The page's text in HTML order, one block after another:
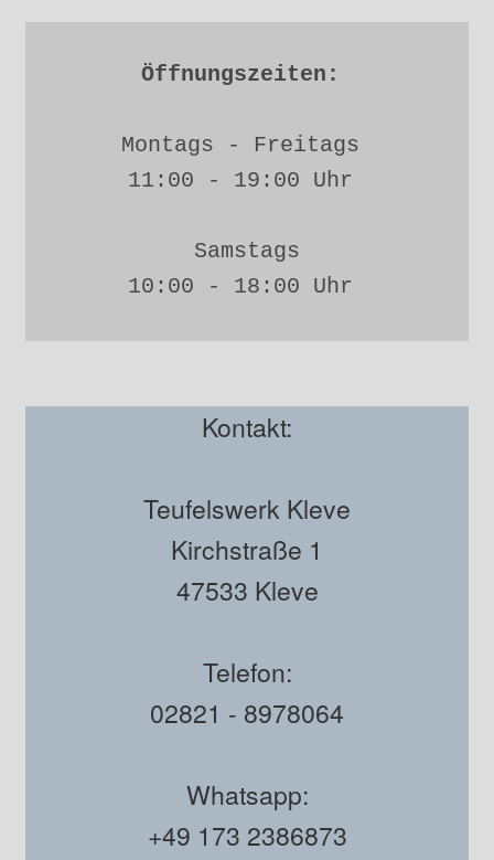
Öffnungszeiten:
Montags - Freitags
11:00 - 19:00 Uhr
Samstags
10:00 - 18:00 Uhr
Kontakt:
Teufelswerk Kleve
Kirchstraße 1
47533 Kleve
Telefon:
02821 - 8978064
Whatsapp:
+49 173 2386873